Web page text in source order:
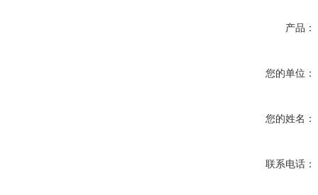
产品：
您的单位：
您的姓名：
联系电话：